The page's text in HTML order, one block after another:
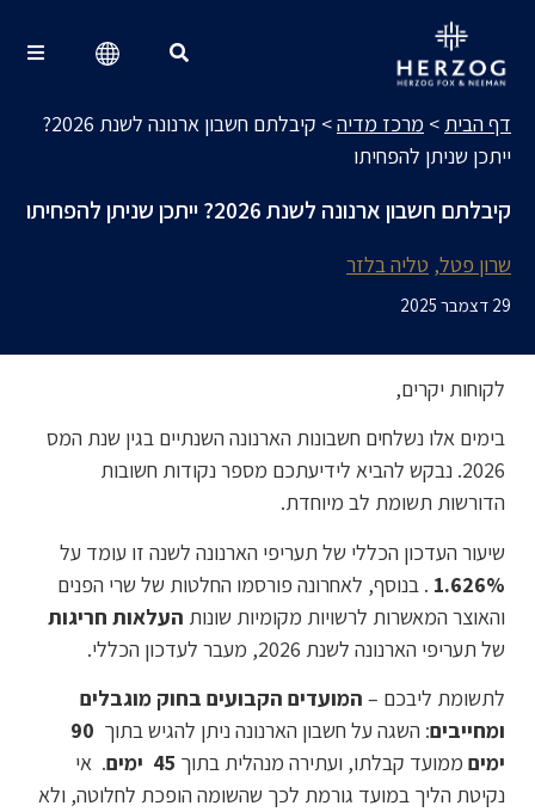
דף הבית > מרכז מדיה>
קיבלתם חשבון ארנונה לשנת 2026?
ייתכן שניתן להפחיתו
קיבלתם חשבון ארנונה לשנת 2026? ייתכן שניתן להפחיתו
שרון פטל טליה בלזר
29 דצמבר 2025
לקוחות יקרים,
בימים אלו נשלחים חשבונות הארנונה השנתיים בגין שנת המס
2026. נבקש להביא לידיעתכם מספר נקודות חשובות
הדורשות תשומת לב מיוחדת.
שיעור העדכון הכללי של תעריפי הארנונה לשנה זו עומד על
1.626% . בנוסף, לאחרונה פורסמו החלטות של שרי הפנים
והאוצר המאשרות לרשויות מקומיות שונות העלאות חריגות
של תעריפי הארנונה לשנת 2026, מעבר לעדכון הכללי.
לתשומת ליבכם – המועדים הקבועים בחוק מוגבלים
ומחייבים: השגה על חשבון הארנונה ניתן להגיש בתוך 90
ימים ממועד קבלתו, ועתירה מנהלית בתוך 45 ימים. אי
נקיטת הליך במועד גורמת לכך שהשומה הופכת לחלוטה, ולא